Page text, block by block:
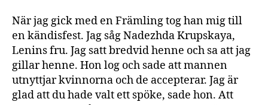
När jag gick med en Främling tog han mig till
en kändisfest. Jag såg Nadezhda Krupskaya,
Lenins fru. Jag satt bredvid henne och sa att jag
gillar henne. Hon log och sade att mannen
utnyttjar kvinnorna och de accepterar. Jag är
glad att du hade valt ett spöke, sade hon. Att